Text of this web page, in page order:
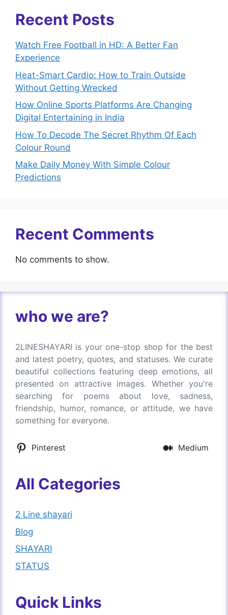
Recent Posts
Watch Free Football in HD: A Better Fan
Experience
Heat-Smart Cardio: How to Train Outside
Without Getting Wrecked
How Online Sports Platforms Are Changing
Digital Entertaining in India
How To Decode The Secret Rhythm Of Each
Colour Round
Make Daily Money With Simple Colour
Predictions
Recent Comments
No comments to show.
who we are?
2LINESHAYARI is your one-stop shop for the best
and latest poetry, quotes, and statuses. We curate
beautiful collections featuring deep emotions, all
presented on attractive images. Whether you're
searching for poems about love, sadness,
friendship, humor, romance, or attitude, we have
something for everyone.
Pinterest Medium
All Categories
2 Line shayari
Blog
SHAYARI
STATUS
Quick Links